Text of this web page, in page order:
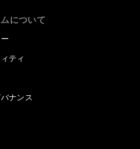
について
ティ
ナンス